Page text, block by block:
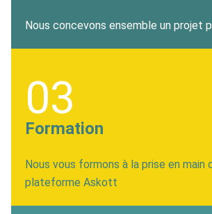
Nous concevons ensemble un projet
03
Formation
Nous vous formons à la prise en main
plateforme Askott